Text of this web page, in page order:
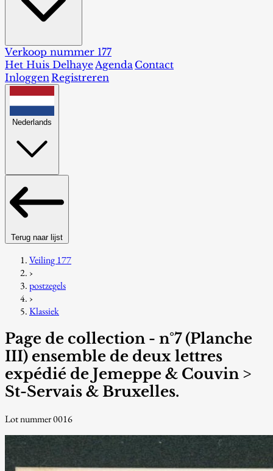
Verkoop nummer 177
Het Huis DelhayeAgenda Contact
InloggenRegistreren
Nederlands
Terug naar lijst
Veiling 177
›
postzegels
›
Klassiek
Page de collection - n°7 (Planche
III) ensemble de deux lettres
expédié de Jemeppe & Couvin >
St-Servais & Bruxelles.
Lot nummer 0016